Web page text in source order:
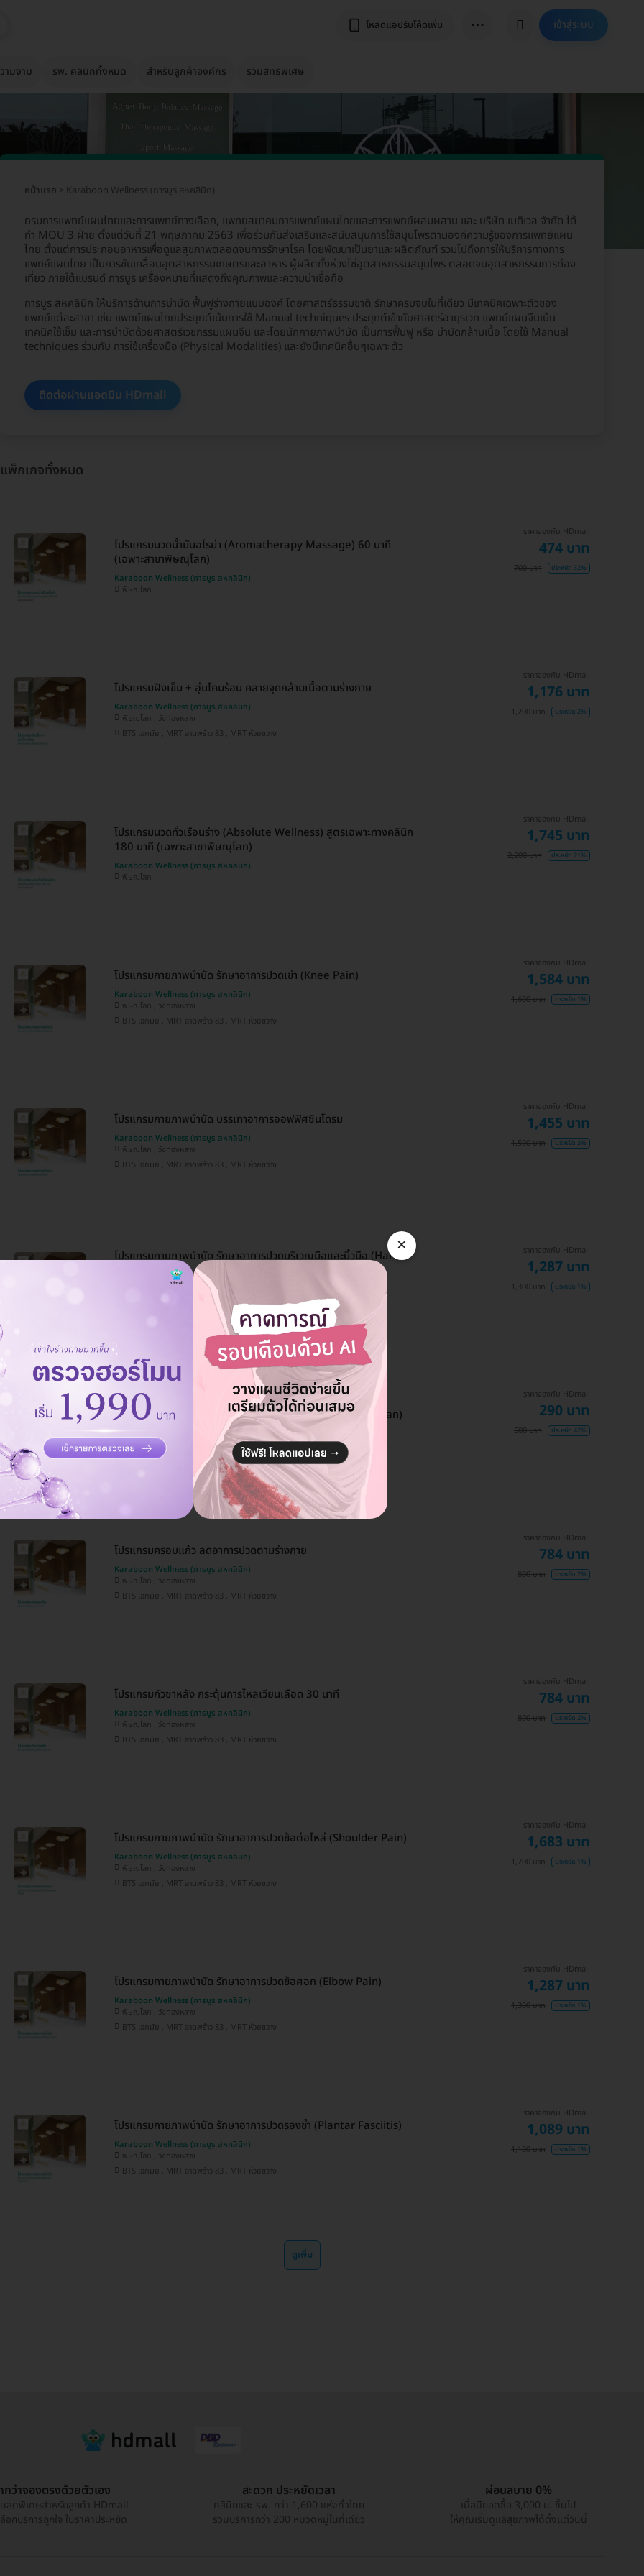
โหลดแอปรับโค้ดเพิ่ม ⋯ เข้าสู่ระบบ
ามงาม รพ. คลินิกทั้งหมด สำหรับลูกค้าองค์กร รวมสิทธิพิเศษ
หน้าแรก > Karaboon Wellness (การบูร สหคลินิก)
กรมการแพทย์แผนไทยและการแพทย์ทางเลือก, แพทยสมาคมการแพทย์แผนไทยและการแพทย์ผสมผสาน และ บริษัท เมดิเวล จำกัด ได้
ทำ MOU 3 ฝ่าย ตั้งแต่วันที่ 21 พฤษภาคม 2563 เพื่อร่วมกันส่งเสริมและสนับสนุนการใช้สมุนไพรตามองค์ความรู้ของการแพทย์แผน
ไทย ตั้งแต่การประกอบอาหารเพื่อดูแลสุขภาพตลอดจนการรักษาโรค โดยพัฒนาเป็นยาและผลิตภัณฑ์ รวมไปถึงการให้บริการทางการ
แพทย์แผนไทย เป็นการขับเคลื่อนอุตสาหกรรมเกษตรและอาหาร ผู้ผลิตทั้งห่วงโซ่อุตสาหกรรมสมุนไพร ตลอดจนอุตสาหกรรมการท่อง
เที่ยว ภายใต้แบรนด์ การบูร เครื่องหมายที่แสดงถึงคุณภาพและความน่าเชื่อถือ
การบูร สหคลินิก ให้บริการด้านการบำบัด ฟื้นฟูร่างกายแบบองค์ โดยศาสตร์ธรรมชาติ รักษาครบจบในที่เดียว มีเทคนิคเฉพาะตัวของ
แพทย์แต่ละสาขา เช่น แพทย์แผนไทยประยุกต์เน้นการใช้ Manual techniques ประยุกต์เข้ากับศาสตร์อายุรเวท แพทย์แผนจีนเน้น
เทคนิคใช้เข็ม และการบำบัดด้วยศาสตร์เวชกรรมแผนจีน และโดยนักกายภาพบำบัด เป็นการฟื้นฟู หรือ บำบัดกล้ามเนื้อ โดยใช้ Manual
techniques ร่วมกับ การใช้เครื่องมือ (Physical Modalities) และยังมีเทคนิคอื่นๆเฉพาะตัว
ติดต่อผ่านแอดมิน HDmall
แพ็กเกจทั้งหมด
โปรแกรมนวดน้ำมันอโรม่า (Aromatherapy Massage) 60 นาที
(เฉพาะสาขาพิษณุโลก)
Karaboon Wellness (การบูร สหคลินิก)
พิษณุโลก
ราคาจองกับ HDmall
474 บาท
700 บาท ประหยัด 32%
โปรแกรมฝังเข็ม + อุ่นโคมร้อน คลายจุดกล้ามเนื้อตามร่างกาย
Karaboon Wellness (การบูร สหคลินิก)
พิษณุโลก , วังทองหลาง
BTS เอกมัย , MRT ลาดพร้าว 83 , MRT ห้วยขวาง
ราคาจองกับ HDmall
1,176 บาท
1,200 บาท ประหยัด 2%
โปรแกรมนวดทั่วเรือนร่าง (Absolute Wellness) สูตรเฉพาะทางคลินิก
180 นาที (เฉพาะสาขาพิษณุโลก)
Karaboon Wellness (การบูร สหคลินิก)
พิษณุโลก
ราคาจองกับ HDmall
1,745 บาท
2,200 บาท ประหยัด 21%
โปรแกรมกายภาพบำบัด รักษาอาการปวดเข่า (Knee Pain)
Karaboon Wellness (การบูร สหคลินิก)
พิษณุโลก , วังทองหลาง
BTS เอกมัย , MRT ลาดพร้าว 83 , MRT ห้วยขวาง
ราคาจองกับ HDmall
1,584 บาท
1,600 บาท ประหยัด 1%
โปรแกรมกายภาพบำบัด บรรเทาอาการออฟฟิศซินโดรม
Karaboon Wellness (การบูร สหคลินิก)
พิษณุโลก , วังทองหลาง
BTS เอกมัย , MRT ลาดพร้าว 83 , MRT ห้วยขวาง
ราคาจองกับ HDmall
1,455 บาท
1,500 บาท ประหยัด 3%
โปรแกรมกายภาพบำบัด รักษาอาการปวดบริเวณมือและนิ้วมือ (Hand-
Finger Pain)
Karaboon Wellness (การบูร สหคลินิก)
พิษณุโลก , วังทองหลาง
BTS เอกมัย , MRT ลาดพร้าว 83 , MRT ห้วยขวาง
ราคาจองกับ HDmall
1,287 บาท
1,300 บาท ประหยัด 1%
โปรแกรมนวดเท้า (Foot Massage) 60 นาที (เฉพาะสาขาพิษณุโลก)
Karaboon Wellness (การบูร สหคลินิก)
พิษณุโลก
ราคาจองกับ HDmall
290 บาท
500 บาท ประหยัด 42%
โปรแกรมครอบแก้ว ลดอาการปวดตามร่างกาย
Karaboon Wellness (การบูร สหคลินิก)
พิษณุโลก , วังทองหลาง
BTS เอกมัย , MRT ลาดพร้าว 83 , MRT ห้วยขวาง
ราคาจองกับ HDmall
784 บาท
800 บาท ประหยัด 2%
โปรแกรมกัวซาหลัง กระตุ้นการไหลเวียนเลือด 30 นาที
Karaboon Wellness (การบูร สหคลินิก)
พิษณุโลก , วังทองหลาง
BTS เอกมัย , MRT ลาดพร้าว 83 , MRT ห้วยขวาง
ราคาจองกับ HDmall
784 บาท
800 บาท ประหยัด 2%
โปรแกรมกายภาพบำบัด รักษาอาการปวดข้อต่อไหล่ (Shoulder Pain)
Karaboon Wellness (การบูร สหคลินิก)
พิษณุโลก , วังทองหลาง
BTS เอกมัย , MRT ลาดพร้าว 83 , MRT ห้วยขวาง
ราคาจองกับ HDmall
1,683 บาท
1,700 บาท ประหยัด 1%
โปรแกรมกายภาพบำบัด รักษาอาการปวดข้อศอก (Elbow Pain)
Karaboon Wellness (การบูร สหคลินิก)
พิษณุโลก , วังทองหลาง
BTS เอกมัย , MRT ลาดพร้าว 83 , MRT ห้วยขวาง
ราคาจองกับ HDmall
1,287 บาท
1,300 บาท ประหยัด 1%
โปรแกรมกายภาพบำบัด รักษาอาการปวดรองช้ำ (Plantar Fasciitis)
Karaboon Wellness (การบูร สหคลินิก)
พิษณุโลก , วังทองหลาง
BTS เอกมัย , MRT ลาดพร้าว 83 , MRT ห้วยขวาง
ราคาจองกับ HDmall
1,089 บาท
1,100 บาท ประหยัด 1%
ดูเพิ่ม
ว่าจองตรงด้วยตัวเอง
ลดพิเศษสำหรับลูกค้า HDmall
อกบริการถูกใจ ในราคาประหยัด
สะดวก ประหยัดเวลา
คลินิกและ รพ. กว่า 1,600 แห่งทั่วไทย
รวมบริการกว่า 200 หมวดหมู่ในที่เดียว
ผ่อนสบาย 0%
เมื่อมียอดซื้อ 3,000 บ. ขึ้นไป
ให้คุณเริ่มดูแลสุขภาพได้ตั้งแต่วันนี้
×